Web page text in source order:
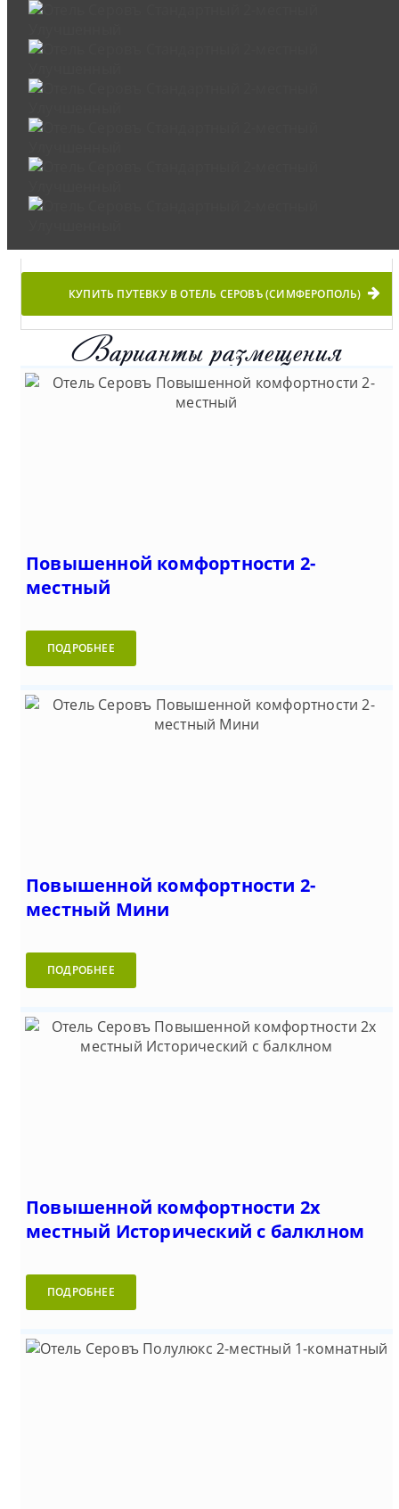
КУПИТЬ ПУТЕВКУ В ОТЕЛЬ СЕРОВЪ (СИМФЕРОПОЛЬ)
Варианты размещения
Повышенной комфортности 2-
местный
ПОДРОБНЕЕ
Повышенной комфортности 2-
местный Мини
ПОДРОБНЕЕ
Повышенной комфортности 2х
местный Исторический с балклном
ПОДРОБНЕЕ